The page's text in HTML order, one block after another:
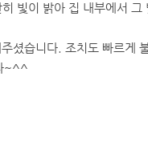
빛이 밝아 집 내부에서 그
셨습니다. 조치도 빠르게
~^^